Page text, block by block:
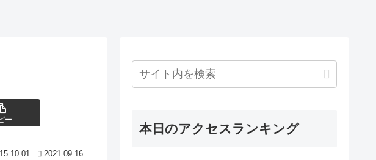
ー
2021.09.16
本日のアクセスランキング